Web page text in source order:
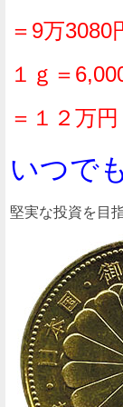
＝9万3080
１ｇ＝
＝１２万円
いつで
堅実な投資を目